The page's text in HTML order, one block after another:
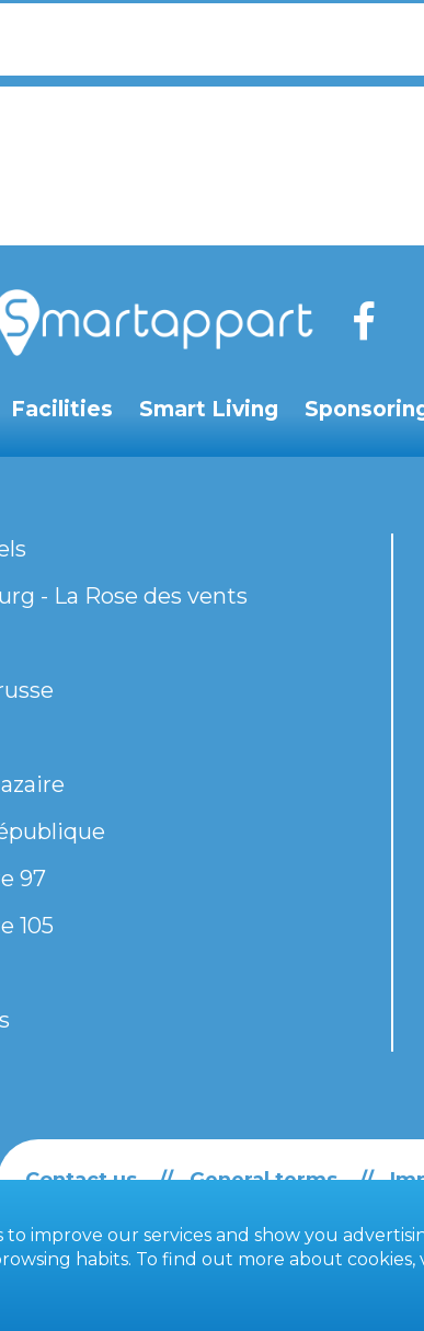
Facilities Smart Living
- La Rose des vents
97
105
Contact us General terms
improve our services and show you
habits. To find out more about cookies,